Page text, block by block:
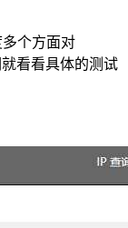
个方面对
看看具体的测试